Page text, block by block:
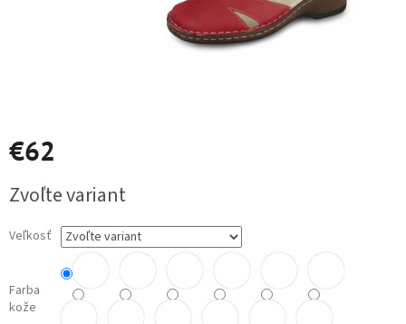
€62
cena:
Zvoľte variant
Veľkosť
Farba
kože